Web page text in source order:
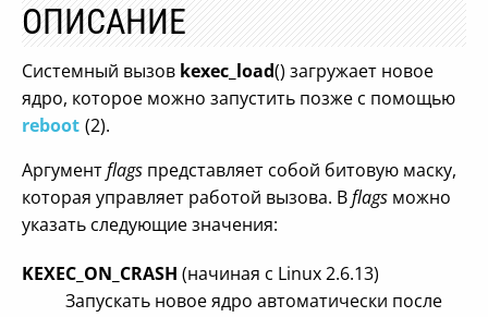
ОПИСАНИЕ
Системный вызов kexec_load() загружает новое
ядро, которое можно запустить позже с помощью
reboot (2).
Аргументflags представляет собой битовую маску,
которая управляет работой вызова. Вflags можно
указать следующие значения:
KEXEC_ON_CRASH (начиная с Linux 2.6.13)
Запускать новое ядро автоматически после